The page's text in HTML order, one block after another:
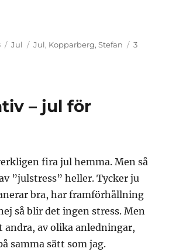
Kategorier
Jul Etiketter
Jul, Kopparberg,Stefan
3
– jul för
fira jul hemma. Men så
”julstress” heller. Tycker ju
bra, har framförhållning
så blir det ingen stress. Men
andra, av olika anledningar,
samma sätt som jag.